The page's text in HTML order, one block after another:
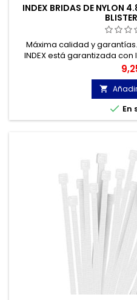
INDEX BRIDAS DE NYLON
Máxima calidad y
INDEX está garantizada
calidad, gracias a la
UNE-EN 62275, que

 En